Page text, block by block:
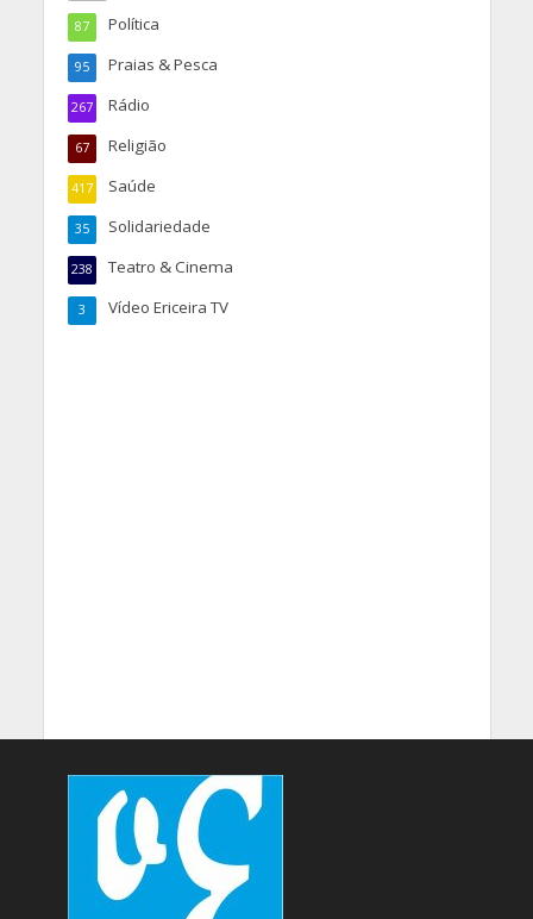
Política
87
Praias & Pesca
95
Rádio
267
Religião
67
Saúde
417
Solidariedade
35
Teatro & Cinema
238
Vídeo Ericeira TV
3